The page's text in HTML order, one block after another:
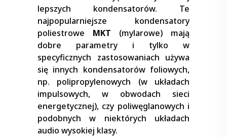
lepszych kondensatorów. Te
najpopularniejsze kondensatory
poliestrowe MKT (mylarowe) mają
dobre parametry i tylko w
specyficznych zastosowaniach używa
się innych kondensatorów foliowych,
np. polipropylenowych (w układach
impulsowych, w obwodach sieci
energetycznej), czy poliwęglanowych i
podobnych w niektórych układach
audio wysokiej klasy.